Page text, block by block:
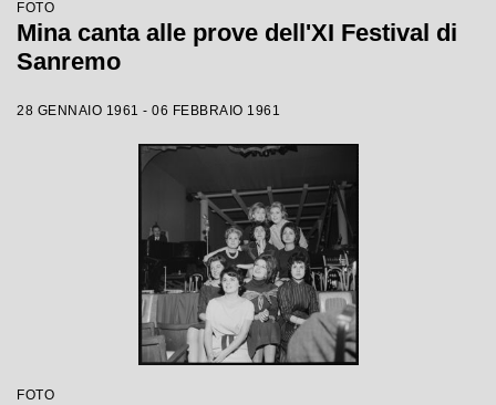
FOTO
Mina canta alle prove dell'XI Festival di
Sanremo
28 GENNAIO 1961 - 06 FEBBRAIO 1961
FOTO